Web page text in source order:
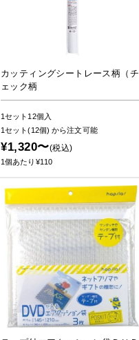
カッティングシートレース柄（チ
ェック柄
1セット12個入
1セット(12個)から注文可能
¥1,320〜(税込)
1個あたり¥110